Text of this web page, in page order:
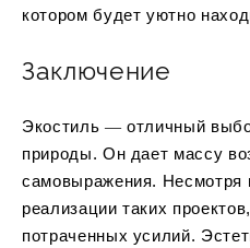
котором будет уютно
Заключение
Экостиль ― отличный
природы. Он дает массу
самовыражения. Несмотря
реализации таких
потраченных усилий.